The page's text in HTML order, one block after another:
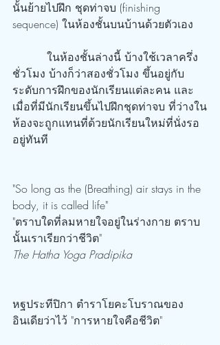
นั้นย้ายไปฝึก ชุดท่าจบ (finishing
sequence) ในห้องชั้นบนบ้านด้วยตัวเอง
ชั่วโมง บ้างก็ว่าสองชั่วโมง ขึ้นอยู่กับ
ระดับการฝึกของนักเรียนแต่ละคน และ
เมื่อที่มีนักเรียนขึ้นไปฝึกชุดท่าจบ ที่ว่างใน
ห้องจะถูกแทนที่ด้วยนักเรียนใหม่ที่นั่งรอ
อยู่ทันที
"So long as the (Breathing) air stays in the
body, it is called life"
"ตราบใดที่ลมหายใจอยู่ในร่างกาย ตราบ
นั้นเราเรียกว่าชีวิต"
The Hatha Yoga Pradipika
หฐประทีปิกา ตำราโยคะโบราณของ
อินเดียว่าไว้ "การหายใจคือชีวิต"